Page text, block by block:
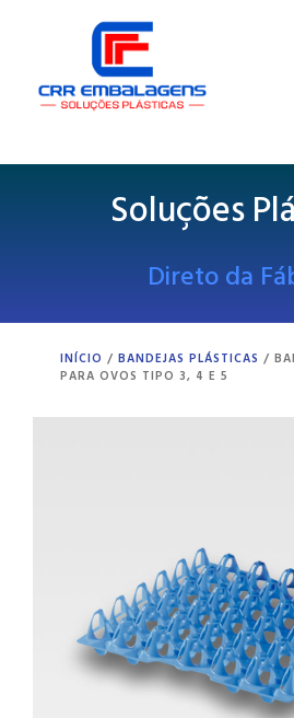
Soluções
Direto da
INÍCIO / BANDEJAS PLÁSTICAS /
PARA OVOS TIPO 3, 4 E 5